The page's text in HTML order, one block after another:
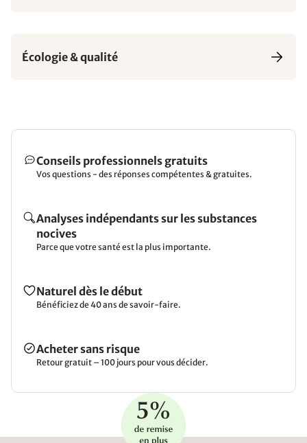
Écologie & qualité
Conseils professionnels gratuits
Vos questions - des réponses compétentes & gratuites.
Analyses indépendants sur les substances
nocives
Parce que votre santé est la plus importante.
Naturel dès le début
Bénéficiez de 40 ans de savoir-faire.
Acheter sans risque
Retour gratuit – 100 jours pour vous décider.